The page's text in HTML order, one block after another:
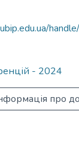
- 2024
про